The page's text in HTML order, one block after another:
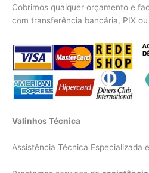
Cobrimos qualquer orçamento e
com transferência bancária, PIX
Valinhos Técnica
Assistência Técnica Especializada